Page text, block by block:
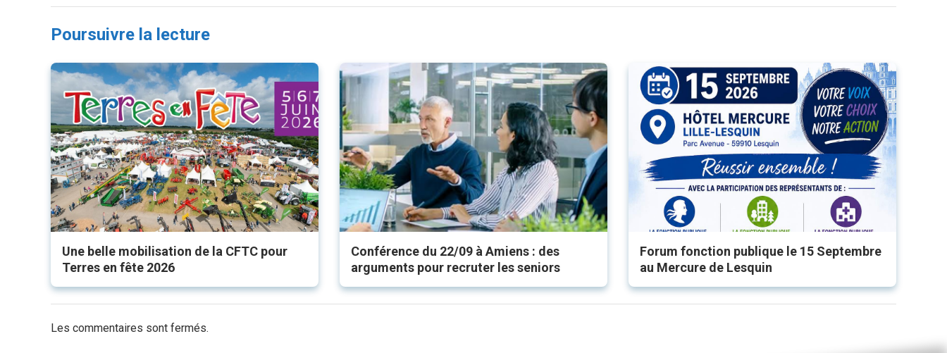
Poursuivre la lecture
Une belle mobilisation de la CFTC pour
Terres en fête 2026
Conférence du 22/09 à Amiens : des
arguments pour recruter les seniors
Forum fonction publique le 15 Septembre
au Mercure de Lesquin
Les commentaires sont fermés.